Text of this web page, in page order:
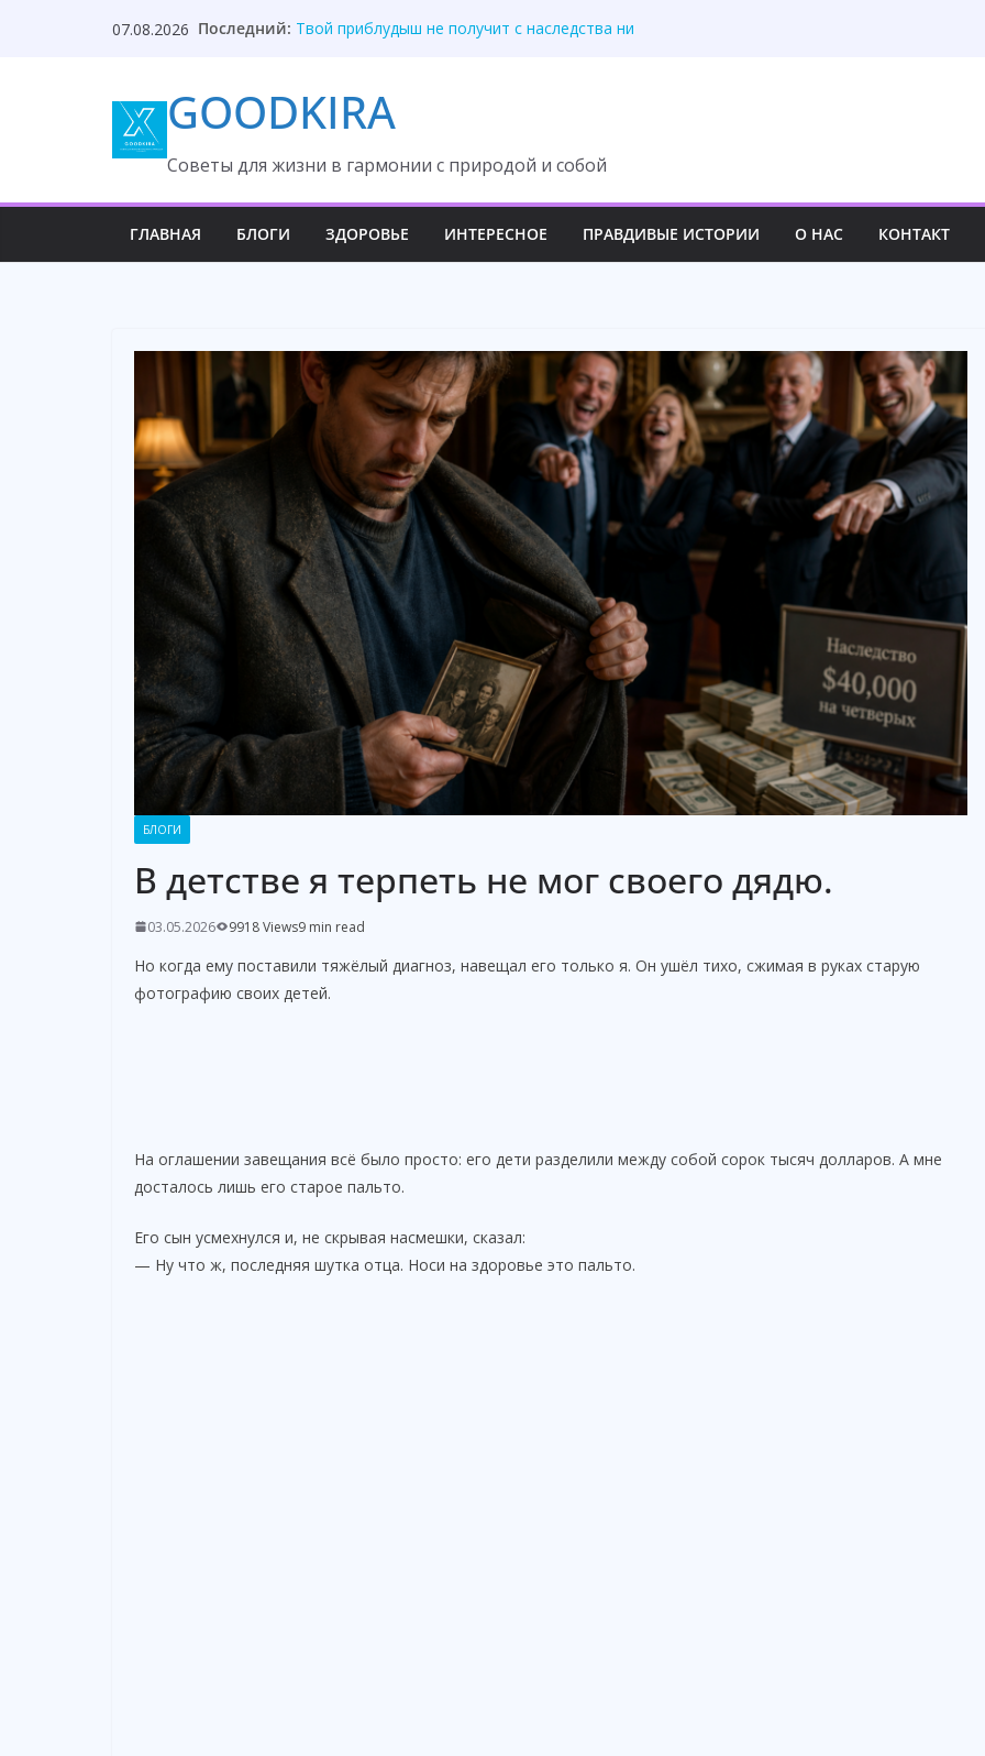
07.08.2026 Последний: Твой приблудыш не получит с наследства ни
Она ждала измену, но встретила правду
После унижения невестка изменила свою жизнь
GOODKIRA
Cоветы для жизни в гармонии с природой и собой
ГЛАВНАЯ БЛОГИ ЗДОРОВЬЕ ИНТЕРЕСНОЕ ПРАВДИВЫЕ ИСТОРИИ О НАС КОНТАКТ
БЛОГИ
В детстве я терпеть не мог своего дядю.
03.05.2026 9918 Views9 min read
Но когда ему поставили тяжёлый диагноз, навещал его только я. Он ушёл тихо, сжимая в руках старую
фотографию своих детей.
На оглашении завещания всё было просто: его дети разделили между собой сорок тысяч долларов. А мне
досталось лишь его старое пальто.
Его сын усмехнулся и, не скрывая насмешки, сказал:
— Ну что ж, последняя шутка отца. Носи на здоровье это пальто.